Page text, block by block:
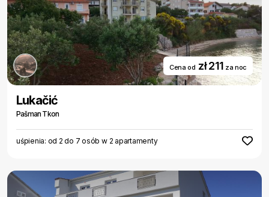
Cena od zł 211 za noc
Lukačić
Pašman Tkon
uśpienia: od 2 do 7 osób w 2 apartamenty